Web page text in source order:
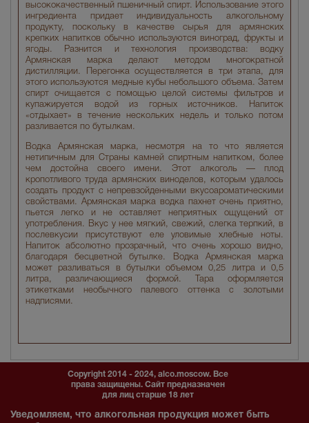
высококачественный пшеничный спирт. Использование этого
ингредиента придает индивидуальность алкогольному
продукту, поскольку в качестве сырья для армянских
крепких напитков обычно используются виноград, фрукты и
ягоды. Разнится и технология производства: водку
Армянская марка делают методом многократной
дистилляции. Перегонка осуществляется в три этапа, для
этого используются медные кубы небольшого объема. Затем
спирт очищается с помощью целой системы фильтров и
купажируется водой из горных источников. Напиток
«отдыхает» в течение нескольких недель и только потом
разливается по бутылкам.
Водка Армянская марка, несмотря на то что является
нетипичным для Страны камней спиртным напитком, более
чем достойна своего имени. Этот алкоголь — плод
кропотливого труда армянских виноделов, которым удалось
создать продукт с непревзойденными вкусоароматическими
свойствами. Армянская марка водка пахнет очень приятно,
пьется легко и не оставляет неприятных ощущений от
употребления. Вкус у нее мягкий, свежий, слегка терпкий, в
послевкусии присутствуют еле уловимые хлебные ноты.
Напиток абсолютно прозрачный, что очень хорошо видно,
благодаря бесцветной бутылке. Водка Армянская марка
может разливаться в бутылки объемом 0,25 литра и 0,5
литра, различающиеся формой. Тара оформляется
этикетками необычного палевого оттенка с золотыми
надписями.
Copyright 2014 - 2024, alco.moscow. Все
права защищены. Сайт предназначен
для лиц старше 18 лет
Уведомляем, что алкогольная продукция может быть